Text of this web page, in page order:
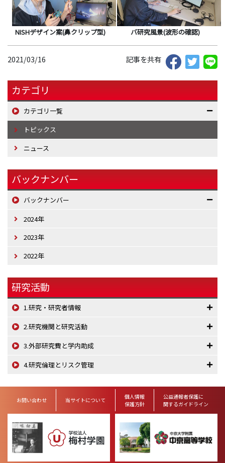
NISHデザイン案(鼻クリップ型) バ研究風景(波形の確認)
2021/03/16 記事を共有
カテゴリ
カテゴリ一覧
トピックス
ニュース
バックナンバー
バックナンバー
2024年
2023年
2022年
研究活動
1.研究・研究者情報
2.研究機関と研究活動
3.外部研究費と学内助成
4.研究倫理とリスク管理
お問い合わせ 当サイトについて
個人情報
保護方針
公益通報者保護に
関するガイドライン